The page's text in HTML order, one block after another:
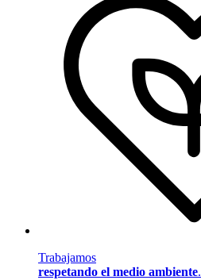
Trabajamos
respetando el medio ambiente.